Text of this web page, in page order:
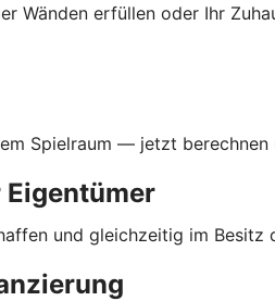
Wänden erfüllen oder Ihr
Spielraum — jetzt berechnen
und gleichzeitig im Besitz